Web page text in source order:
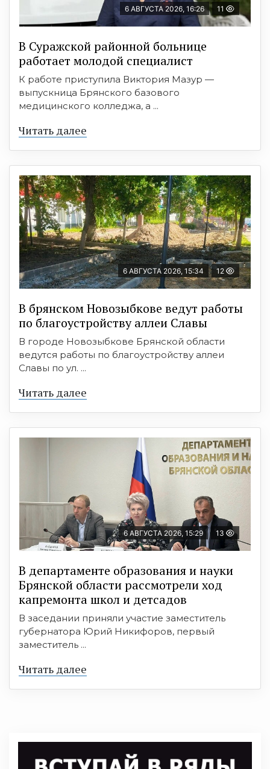
6 АВГУСТА 2026, 16:26 11
В Суражской районной больнице
работает молодой специалист
К работе приступила Виктория Мазур —
выпускница Брянского базового
медицинского колледжа, а ...
Читать далее
6 АВГУСТА 2026, 15:34 12
В брянском Новозыбкове ведут работы
по благоустройству аллеи Славы
В городе Новозыбкове Брянской области
ведутся работы по благоустройству аллеи
Славы по ул. ...
Читать далее
6 АВГУСТА 2026, 15:29 13
В департаменте образования и науки
Брянской области рассмотрели ход
капремонта школ и детсадов
В заседании приняли участие заместитель
губернатора Юрий Никифоров, первый
заместитель ...
Читать далее